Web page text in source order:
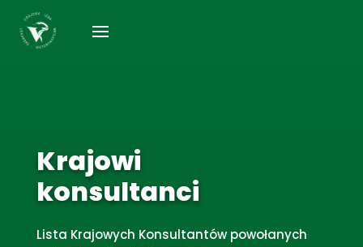
Krajowi
konsultanci
Lista Krajowych Konsultantów powołanych